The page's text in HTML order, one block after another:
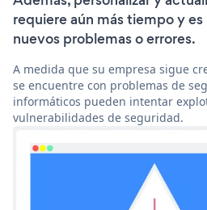
requiere aún más tiempo y
nuevos problemas o errores.
A medida que su empresa sigue
se encuentre con problemas de
informáticos pueden intentar
vulnerabilidades de seguridad.